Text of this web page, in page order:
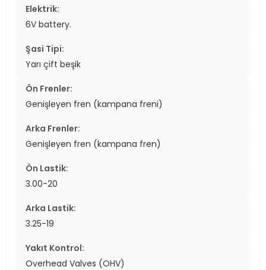
Elektrik:
6V battery.
Şasi Tipi:
Yarı çift beşik
Ön Frenler:
Genişleyen fren (kampana freni)
Arka Frenler:
Genişleyen fren (kampana fren)
Ön Lastik:
3.00-20
Arka Lastik:
3.25-19
Yakıt Kontrol:
Overhead Valves (OHV)